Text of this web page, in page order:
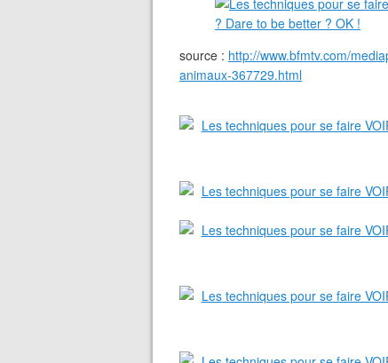
source : http://www.bfmtv.com/
animaux-367729.html